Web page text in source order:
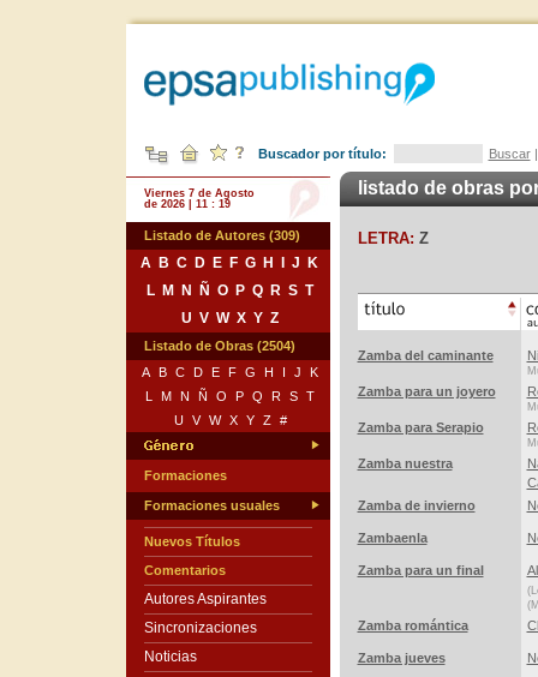
Buscador por título: Buscar
Viernes 7 de Agosto
de 2026 | 11 : 19
Listado de Autores (309)
A B C D E F G H J
K
L
M N Ñ O P Q R S T
U V W X Y Z
Listado de Obras (2504)
A
B C D E F G H I J
K
L
M N Ñ O P Q R S T
U
V W X Y Z #
Formaciones
Formaciones usuales
Nuevos Títulos
Comentarios
Autores Aspirantes
Sincronizaciones
Noticias
listado de obras
LETRA: Z
Zamba del caminante
Zamba para un joyero
Zamba para Serapio
Zamba nuestra
Zamba de invierno
Zambaenla
Zamba para un final
Zamba romántica
Zamba jueves